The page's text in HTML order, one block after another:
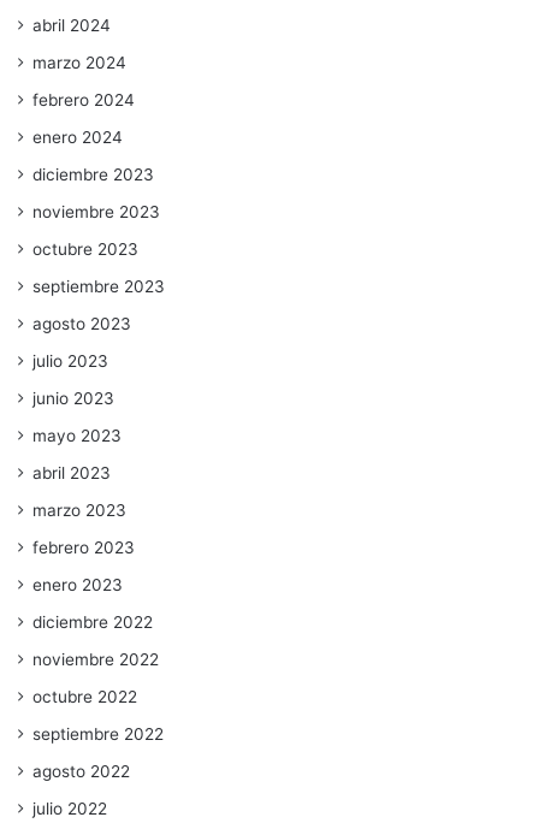
abril 2024
marzo 2024
febrero 2024
enero 2024
diciembre 2023
noviembre 2023
octubre 2023
septiembre 2023
agosto 2023
julio 2023
junio 2023
mayo 2023
abril 2023
marzo 2023
febrero 2023
enero 2023
diciembre 2022
noviembre 2022
octubre 2022
septiembre 2022
agosto 2022
julio 2022